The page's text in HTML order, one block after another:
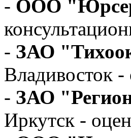
- ООО
- ЗАО
Владивосток -
- ЗАО
Иркутск -